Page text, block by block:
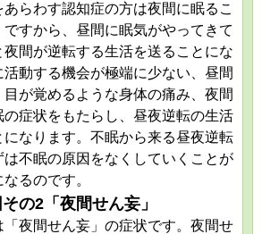
らわす認知症の方は夜間に眠るこ
ですから、昼間に眠気がやってきて
夜間が逆転する生活を送ることにな
活動する機会が極端に少ない、昼間
が覚めるような身体の痛み、夜間
症状をもたらし、昼夜逆転の生活
になります。不眠から来る昼夜逆転
不眠の原因をなくしていくことが
るのです。
の2「夜間せん妄」
夜間せん妄」の症状です。夜間せ